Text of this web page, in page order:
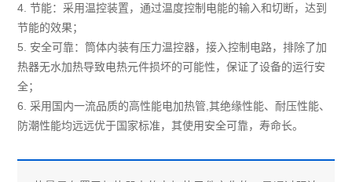
4. 节能：采用温控装置，通过温度控制电能的输入和切断，达到
节能的效果；
5. 安全可靠：筒体内装有压力温控器，接入控制电路，排除了加
热器无水加热导致电热元件损坏的可能性，保证了设备的运行安
全；
6. 采用国内一流品质的高性能电加热管,其绝缘性能、耐压性能、
防潮性能均远远优于国家标准，其使用安全可靠，寿命长。